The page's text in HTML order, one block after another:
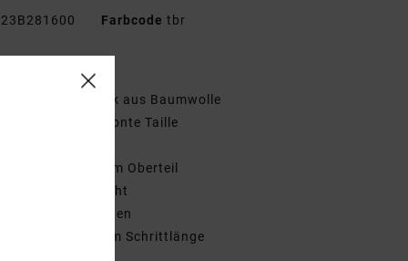
23B281600 Farbcode tbr
Rippstrick aus Baumwolle
figurbetonte Taille
Smok am Oberteil
förmige Taillennaht
Metallabzeichen
6,4 cm Schrittlänge